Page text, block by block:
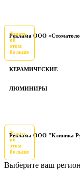
Реклама ООО
Узнать
об
этом
больше
КЕРАМИЧЕСКИЕ
ЛЮМИНИРЫ
Реклама ООО "Клиника
Узнать
об
этом
больше
Выберите ваш